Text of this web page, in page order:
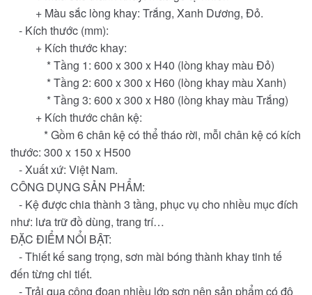
+ Màu sắc lòng khay: Trắng, Xanh Dương, Đỏ.
- Kích thước (mm):
+ Kích thước khay:
* Tầng 1: 600 x 300 x H40 (lòng khay màu Đỏ)
* Tầng 2: 600 x 300 x H60 (lòng khay màu Xanh)
* Tầng 3: 600 x 300 x H80 (lòng khay màu Trắng)
+ Kích thước chân kệ:
* Gồm 6 chân kệ có thể tháo rời, mỗi chân kệ có kích
thước: 300 x 150 x H500
- Xuất xứ: Việt Nam.
CÔNG DỤNG SẢN PHẨM:
- Kệ được chia thành 3 tầng, phục vụ cho nhiều mục đích
như: lưa trữ đồ dùng, trang trí…
ĐẶC ĐIỂM NỔI BẬT:
- Thiết kế sang trọng, sơn mài bóng thành khay tinh tế
đến từng chi tiết.
- Trải qua công đoạn nhiều lớp sơn nên sản phẩm có độ